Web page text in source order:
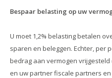
Bespaar belasting op uw
U moet 1,2% belasting betalen
sparen en beleggen. Echter, per
bedrag aan vermogen vrijgesteld
en uw partner fiscale partners